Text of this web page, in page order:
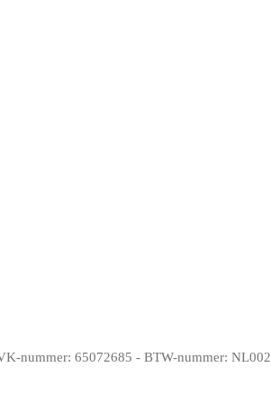
nummer: 65072685 - BTW-nummer: